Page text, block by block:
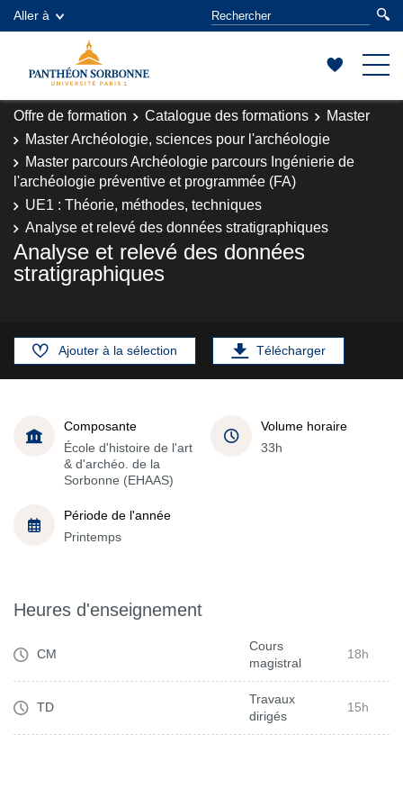
Aller à
Offre de formation Catalogue des formations
Master
Master Archéologie, sciences pour l'archéologie
Master parcours Archéologie parcours Ingénierie de
l'archéologie préventive et programmée (FA)
UE1 : Théorie, méthodes, techniques
Analyse et relevé des données stratigraphiques
Analyse et relevé des données
stratigraphiques
Ajouter à la sélection Télécharger
Composante
École d'histoire de l'art
& d'archéo. de la
Sorbonne (EHAAS)
Volume horaire
33h
Période de l'année
Printemps
Heures d'enseignement
CM
Cours
magistral
18h
TD
Travaux
dirigés
15h